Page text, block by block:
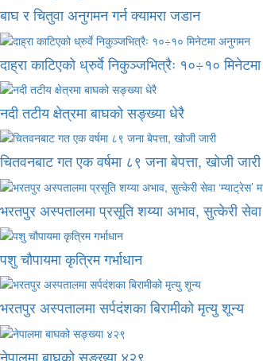
बाघ र चितुवा अनुगमन गर्न क्यामरा जडान
दाह्रा काटिएको ध्रुर्वे निकुञ्जभित्रैः १०÷१०
नदी तटीय क्षेत्रमा बाघको सङ्ख्या धेरै
चितवनबाट गत एक वर्षमा ८९ जना बेपत्ता, खोजी जारी
भरतपुर अस्पतालमा प्रसूति शय्या अभाव, सुत्केरी सेवा
पशु चौपायमा कृत्रिम गर्भाधान
भरतपुर अस्पतालमा सर्पदंशका बिरामीको मृत्यु शून्य
नेपालमा बाघको सङ्ख्या ४२९